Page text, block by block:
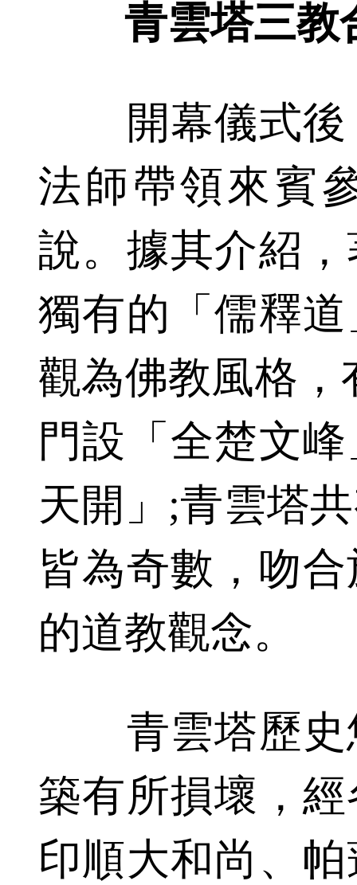
青雲塔三教
開幕儀式後
法師帶領來賓
說。據其介紹
獨有的「儒釋
觀為佛教風格
門設「全楚文
天開」;青雲塔
皆為奇數，吻
的道教觀念。
青雲塔歷史
築有所損壞，
印順大和尚、